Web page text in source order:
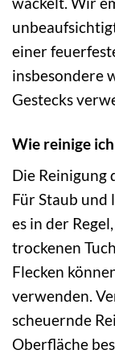
einer
insbesondere
Gestecks
Wie reinige
Die Reinigung
Für Staub und
es in der
trockenen
Flecken
verwenden.
scheuernde
Oberfläche